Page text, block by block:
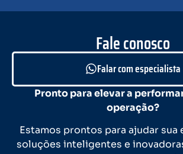
Fale conosco
Falar com especialista
Pronto para elevar a
operação?
Estamos prontos para ajudar sua
soluções inteligentes e